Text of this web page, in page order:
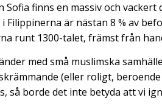
Sofia finns en massiv och
Filippinerna är nästan 8 % av
runt 1300-talet, främst från
med små muslimska
(eller roligt,
så borde det inte betyda att vi